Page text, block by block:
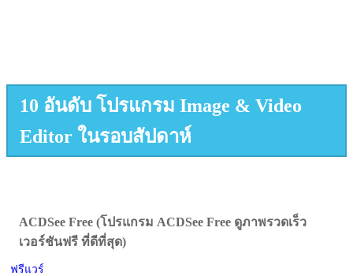
10 อันดับ โปรแกรม Image & Video
Editor ในรอบสัปดาห์
ACDSee Free (โปรแกรม ACDSee Free ดูภาพรวดเร็ว
เวอร์ชันฟรี ที่ดีที่สุด)
ฟรีแวร์